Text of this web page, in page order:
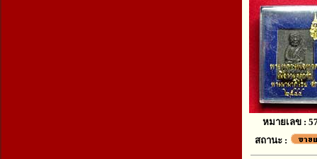
หมายเลข :
สถานะ :